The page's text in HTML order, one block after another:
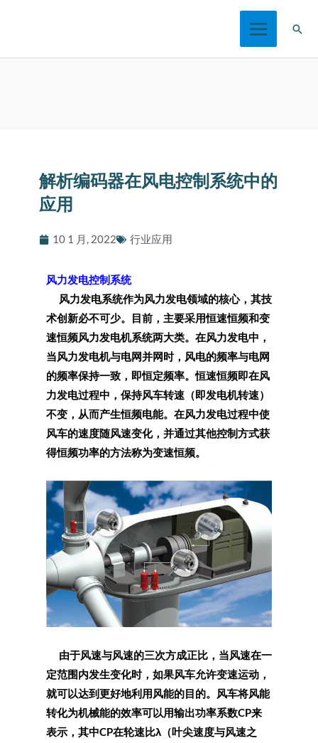
搜
解析编码器在风电控制系统中的
应用
10 1 月, 2022 行业应用
风力发电控制系统
风力发电系统作为风力发电领域的核心，其技
术创新必不可少。目前，主要采用恒速恒频和变
速恒频风力发电机系统两大类。在风力发电中，
当风力发电机与电网并网时，风电的频率与电网
的频率保持一致，即恒定频率。恒速恒频即在风
力发电过程中，保持风车转速（即发电机转速）
不变，从而产生恒频电能。在风力发电过程中使
风车的速度随风速变化，并通过其他控制方式获
得恒频功率的方法称为变速恒频。
由于风速与风速的三次方成正比，当风速在一
定范围内发生变化时，如果风车允许变速运动，
就可以达到更好地利用风能的目的。风车将风能
转化为机械能的效率可以用输出功率系数CP来
表示，其中CP在轮速比λ（叶尖速度与风速之